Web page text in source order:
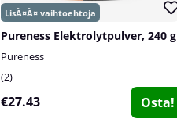
Pureness Elektrolytpulver, 240 g
Pureness
2
€27.43 Osta!